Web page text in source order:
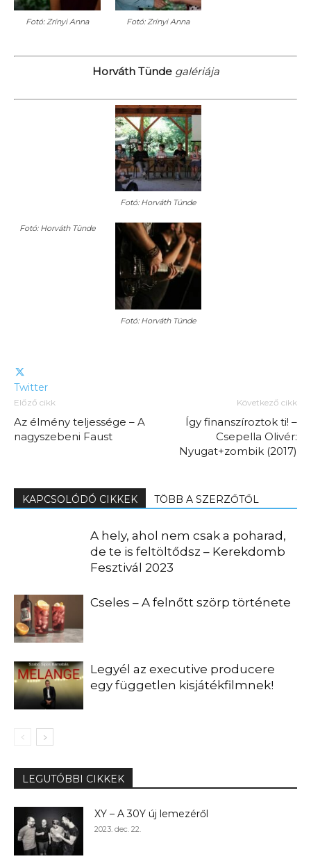
Fotó: Zrínyi Anna Fotó: Zrínyi Anna
Horváth Tünde galériája
Fotó: Horváth Tünde
Fotó: Horváth Tünde
Fotó: Horváth Tünde
Twitter
Előző cikk
Az élmény teljessége – A
nagyszebeni Faust
Következő cikk
Így finanszíroztok ti! –
Csepella Olivér:
Nyugat+zombik (2017)
KAPCSOLÓDÓ CIKKEK TÖBB A SZERZŐTŐL
A hely, ahol nem csak a poharad,
de te is feltöltődsz – Kerekdomb
Fesztivál 2023
Cseles – A felnőtt szörp története
Legyél az executive producere
egy független kisjátékfilmnek!
LEGUTÓBBI CIKKEK
XY – A 30Y új lemezéről
2023. dec. 22.